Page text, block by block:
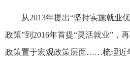
从2013年提出“坚持实施就业
政策”到2016年首提“灵活就业”，
政策置于宏观政策层面……梳理近